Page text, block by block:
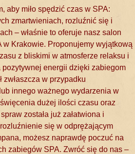
aby miło spędzić czas w SPA:
zmartwieniach, rozluźnić się i
– właśnie to oferuje nasz salon
w Krakowie. Proponujemy wyjątkową
z bliskimi w atmosferze relaksu i
energii dzięki zabiegom
zwłaszcza w przypadku
innego ważnego wydarzenia w
dużej ilości czasu oraz
została już załatwiona i
się w odprężającym
możesz naprawdę poczuć na
zabiegów SPA. Zwróć się do nas –